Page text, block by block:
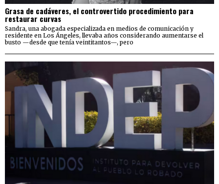
Grasa de cadáveres, el controvertido procedimiento para
restaurar curvas
Sandra, una abogada especializada en medios de comunicación y
residente en Los Ángeles, llevaba años considerando aumentarse el
busto —desde que tenía veintitantos—, pero